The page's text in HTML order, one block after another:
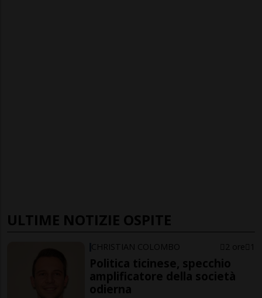
ULTIME NOTIZIE OSPITE
CHRISTIAN COLOMBO 2 ore 1
Politica ticinese, specchio
amplificatore della società
odierna